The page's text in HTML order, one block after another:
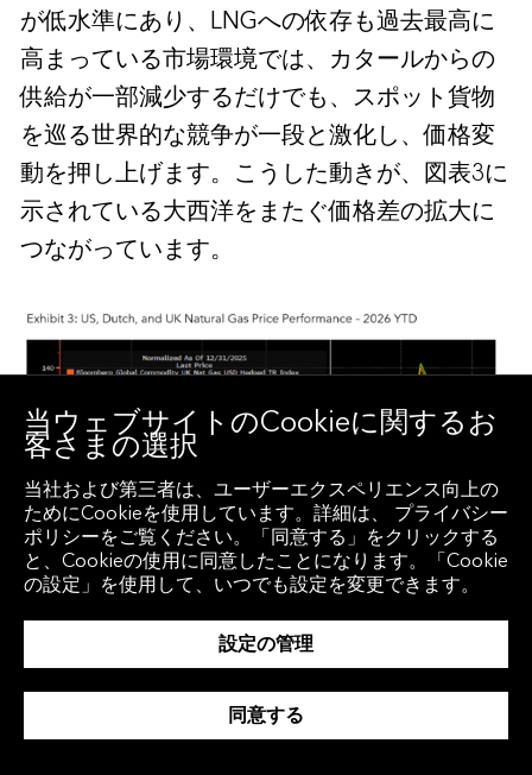
が低水準にあり、LNGへの依存も過去最高に
高まっている市場環境では、カタールからの
供給が一部減少するだけでも、スポット貨物
を巡る世界的な競争が一段と激化し、価格変
動を押し上げます。こうした動きが、図表3に
示されている大西洋をまたぐ価格差の拡大に
つながっています。
当ウェブサイトのCookieに関するお
客さまの選択
当社および第三者は、ユーザーエクスペリエンス向上の
ためにCookieを使用しています。詳細は、 プライバシー
ポリシーをご覧ください。「同意する」をクリックする
と、Cookieの使用に同意したことになります。「Cookie
の設定」を使用して、いつでも設定を変更できます。
設定の管理
同意する